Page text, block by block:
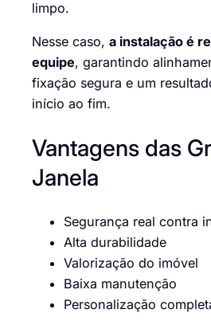
limpo.
Nesse caso, a instalação é
equipe, garantindo
fixação segura e um
início ao fim.
Vantagens das
Janela
Segurança real contra
Alta durabilidade
Valorização do imóvel
Baixa manutenção
Personalização